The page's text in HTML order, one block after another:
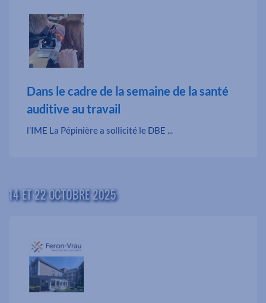
Dans le cadre de la semaine de la santé
auditive au travail
l’IME La Pépinière a sollicité le DBE ...
14 ET 22 OCTOBRE 2025